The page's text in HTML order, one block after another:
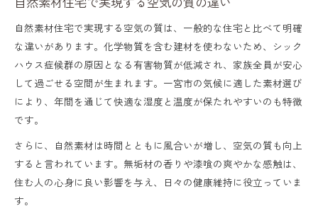
自然素材住宅で実現する空気の質は、一般的な住宅と比べて明確
な違いがあります。化学物質を含む建材を使わないため、シック
ハウス症候群の原因となる有害物質が低減され、家族全員が安心
して過ごせる空間が生まれます。一宮市の気候に適した素材選び
により、年間を通じて快適な湿度と温度が保たれやすいのも特徴
です。
さらに、自然素材は時間とともに風合いが増し、空気の質も向上
すると言われています。無垢材の香りや漆喰の爽やかな感触は、
住む人の心身に良い影響を与え、日々の健康維持に役立っていま
す。